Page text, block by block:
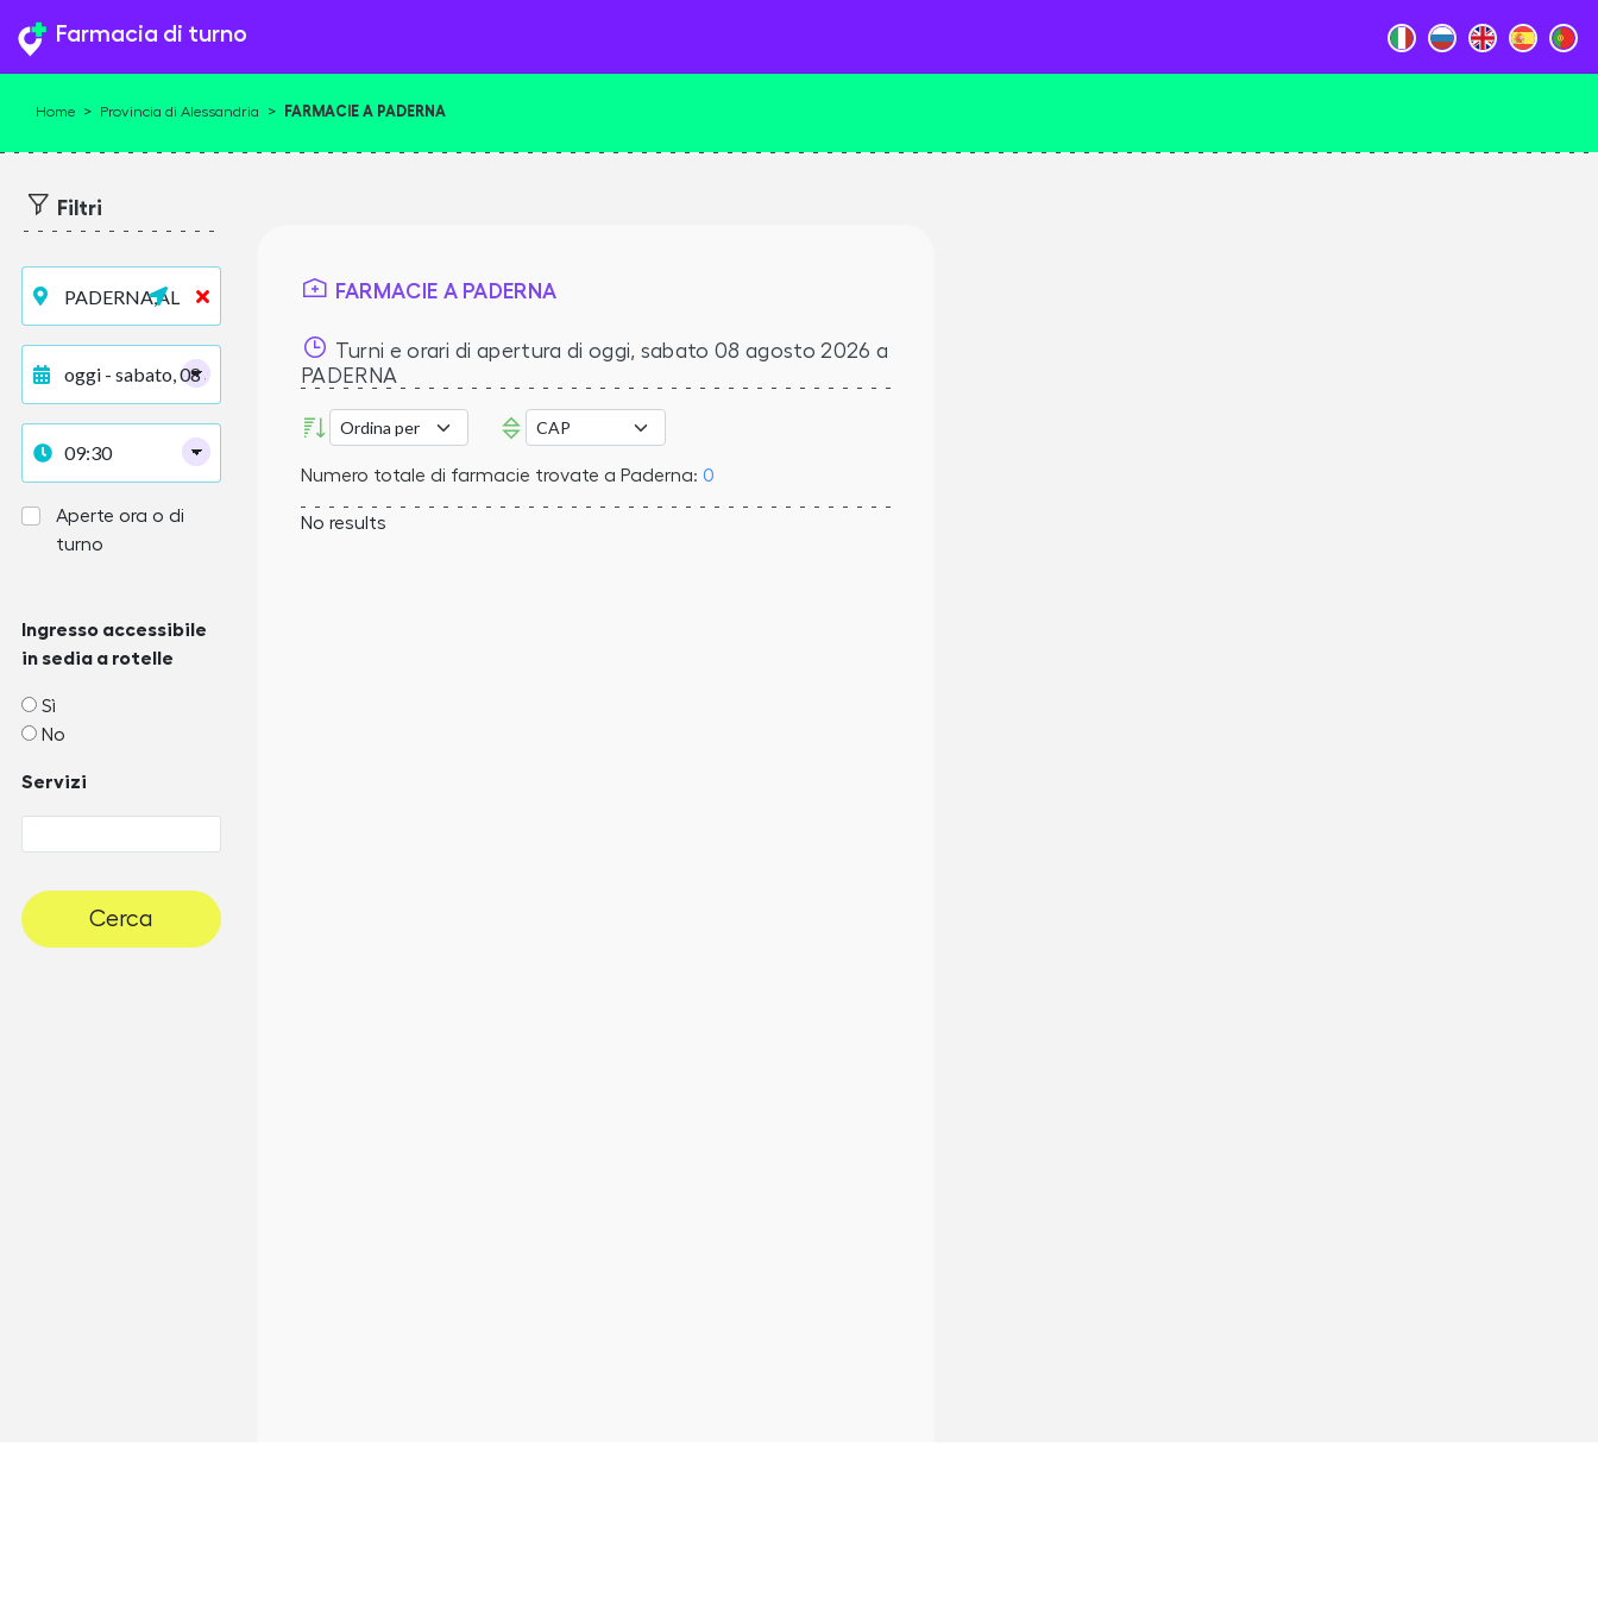
Farmacia di turno
Home > Provincia di Alessandria > FARMACIE A PADERNA
FARMACIE A PADERNA
Turni e orari di apertura di oggi, sabato 08 agosto 2026 a
PADERNA
Numero totale di farmacie trovate a Paderna: 0
No results
Filtri
Aperte ora o di
turno
Ingresso accessibile
in sedia a rotelle
Sì
No
Servizi
Cerca